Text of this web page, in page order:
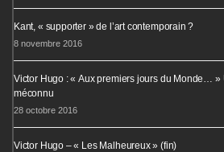
Kant, « supporter » de l’art contemporain ?
8 novembre 2016
Victor Hugo : « Aux premiers jours du Monde… »
méconnu
28 octobre 2016
Victor Hugo – « Les Malheureux » (fin)